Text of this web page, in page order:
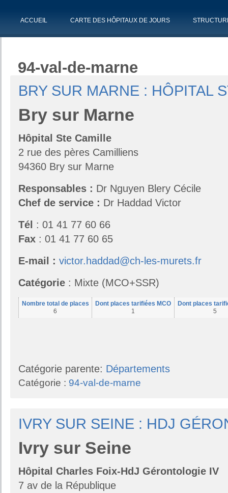
ACCUEIL CARTE DES HÔPITAUX DE JOURS
94-val-de-marne
BRY SUR MARNE : HÔPITAL
Bry sur Marne
Hôpital Ste Camille
2 rue des pères Camilliens
94360 Bry sur Marne
Responsables : Dr Nguyen Blery Cécile
Chef de service : Dr Haddad Victor
Tél : 01 41 77 60 66
Fax : 01 41 77 60 65
E-mail : victor.haddad@ch-les-murets.fr
Catégorie : Mixte (MCO+SSR)
Nombre total de places
6
Dont places tarifiées MCO
1
Dont places
5
Catégorie parente: Départements
Catégorie : 94-val-de-marne
IVRY SUR SEINE : HDJ
Ivry sur Seine
Hôpital Charles Foix-HdJ Gérontologie IV
7 av de la République